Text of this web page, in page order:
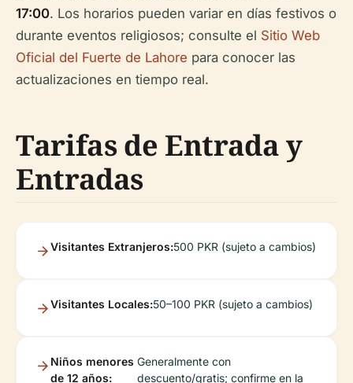
17:00. Los horarios pueden variar en días festivos o
durante eventos religiosos; consulte el Sitio Web
Oficial del Fuerte de Lahore para conocer las
actualizaciones en tiempo real.
Tarifas de Entrada y
Entradas
Visitantes Extranjeros:500 PKR (sujeto a cambios)
Visitantes Locales:50–100 PKR (sujeto a cambios)
Niños menores
de 12 años:
Generalmente con
descuento/gratis; confirme en la